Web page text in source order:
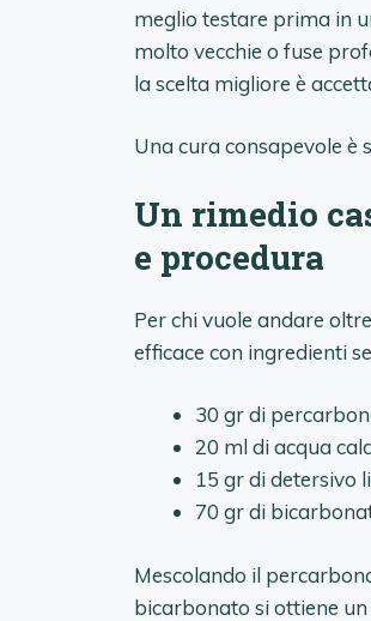
meglio testare prima in
molto vecchie o fuse
la scelta migliore è
Una cura consapevole
Un rimedio
e procedura
Per chi vuole andare
efficace con ingredienti
30 gr di
20 ml di acqua
15 gr di detersivo
70 gr di
Mescolando il
bicarbonato si ottiene